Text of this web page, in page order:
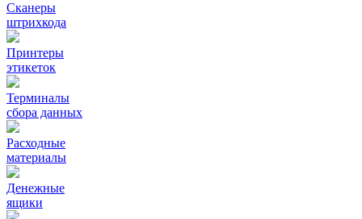
Сканеры
штрихкода
Принтеры
этикеток
Терминалы
сбора данных
Расходные
материалы
Денежные
ящики